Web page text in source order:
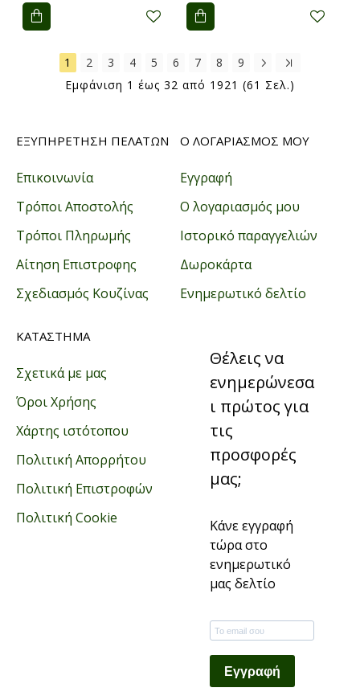
1 2 3 4 5 6 7 8
9
Εμφάνιση 1 έως 32 από 1921 (61 Σελ.)
ΕΞΥΠΗΡΕΤΗΣΗ ΠΕΛΑΤΩΝ
Επικοινωνία
Τρόποι Αποστολής
Τρόποι Πληρωμής
Αίτηση Επιστροφης
Σχεδιασμός Κουζίνας
Ο ΛΟΓΑΡΙΑΣΜΟΣ ΜΟΥ
Εγγραφή
Ο λογαριασμός μου
Ιστορικό παραγγελιών
Δωροκάρτα
Ενημερωτικό δελτίο
ΚΑΤΑΣΤΗΜΑ
Σχετικά με μας
Όροι Χρήσης
Χάρτης ιστότοπου
Πολιτική Απορρήτου
Πολιτική Επιστροφών
Πολιτική Cookie
Θέλεις να
ενημερώνεσα
ι πρώτος για
τις
προσφορές
μας;
Κάνε εγγραφή
τώρα στο
ενημερωτικό
μας δελτίο
Εγγραφή